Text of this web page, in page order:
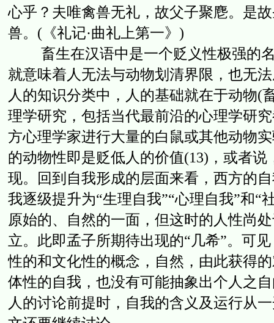
心乎？夫唯禽兽无礼，故父子聚麀。是
兽。(《礼记·曲礼上第一》)
畜生在汉语中是一个贬义性极强的名
就意味着人无法与动物划清界限，也无
人的知识分类中，人的基础就在于动物(
理学研究，包括当代最前沿的心理学研
方心理学家进行大量的白鼠或其他动物
的动物性即是贬低人的价值(13)，或者
现。回到自我形成的层面来看，西方的
我逐级提升为“生理自我”“心理自我”和“
原始的、自然的一面，但这时的人性尚
立。此即孟子所期待出现的“几希”。可
性的和文化性的概念，自然，由此获得
体性的自我，也没有可能抽象出个人之
人的讨论前提时，自我的含义及运行从